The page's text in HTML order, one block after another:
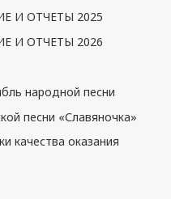
И ОТЧЕТЫ 2025
И ОТЧЕТЫ 2026
народной песни
песни «Славяночка»
качества оказания